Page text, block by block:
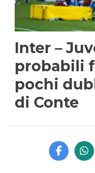
Inter –
probabili
pochi
di Conte